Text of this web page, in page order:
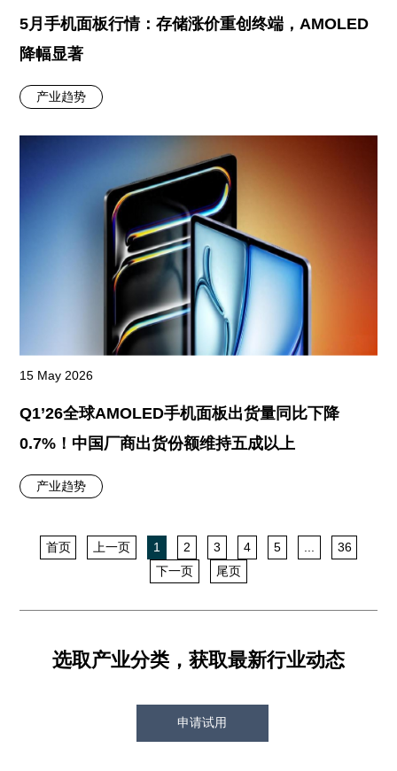
5月手机面板行情：存储涨价重创终端，AMOLED
降幅显著
产业趋势
15 May 2026
Q1’26全球AMOLED手机面板出货量同比下降
0.7%！中国厂商出货份额维持五成以上
产业趋势
首页 上一页 1 2 3 4 5
36
下一页
尾页
选取产业分类，获取最新行业动态
申请试用